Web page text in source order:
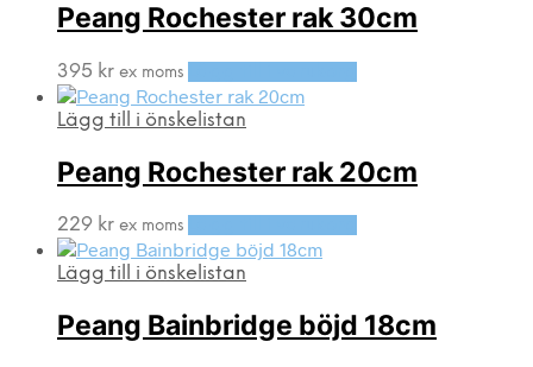
Peang Rochester rak 30cm
395 kr ex moms
Lägg till i önskelistan
Peang Rochester rak 20cm
229 kr ex moms
Lägg till i önskelistan
Peang Bainbridge böjd 18cm